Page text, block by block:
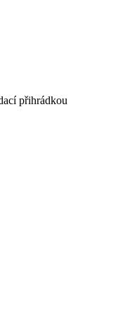
přihrádkou